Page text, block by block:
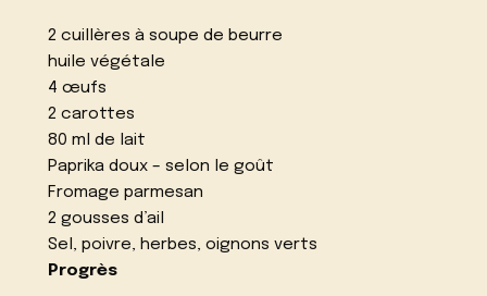
2 cuillères à soupe de beurre
huile végétale
4 œufs
2 carottes
80 ml de lait
Paprika doux – selon le goût
Fromage parmesan
2 gousses d’ail
Sel, poivre, herbes, oignons verts
Progrès